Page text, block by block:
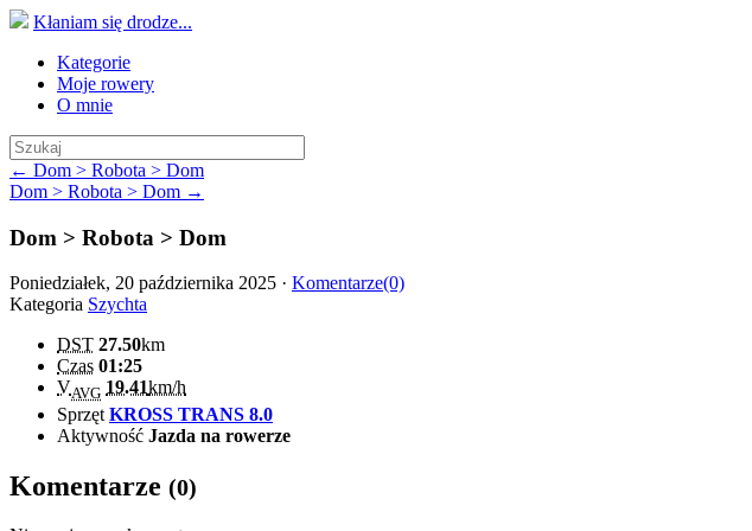
Kłaniam się drodze...
Kategorie
Moje rowery
O mnie
← Dom > Robota > Dom
Dom > Robota > Dom →
Dom > Robota > Dom
Poniedziałek, 20 października 2025 · Komentarze(0)
Kategoria Szychta
DST 27.50km
Czas 01:25
VAVG 19.41km/h
Sprzęt KROSS TRANS 8.0
Aktywność Jazda na rowerze
Komentarze (0)